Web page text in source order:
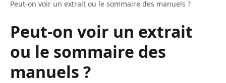
Peut-on voir un extrait ou le sommaire des manuels ?
Peut-on voir un extrait
ou le sommaire des
manuels ?